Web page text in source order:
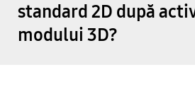
Stalker2: Heart of
standard 2D după
modului 3D?